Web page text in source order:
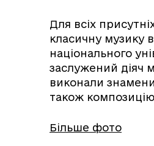
Для всіх
класичну музику
національного
заслужений діяч
виконали
також
Більше фото